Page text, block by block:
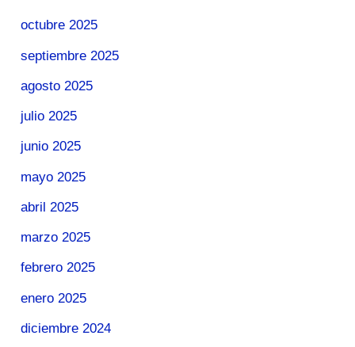
octubre 2025
septiembre 2025
agosto 2025
julio 2025
junio 2025
mayo 2025
abril 2025
marzo 2025
febrero 2025
enero 2025
diciembre 2024